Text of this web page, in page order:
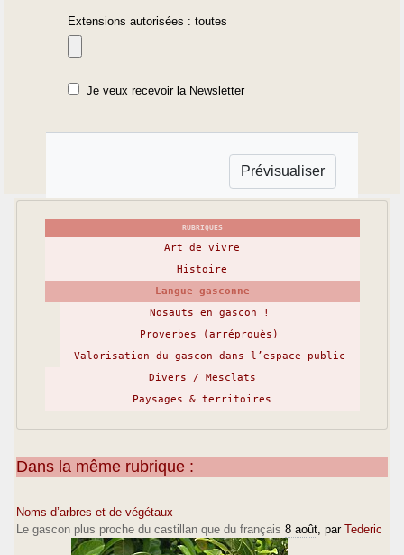
Extensions autorisées : toutes
Je veux recevoir la Newsletter
RUBRIQUES
Art de vivre
Histoire
Langue gasconne
Nosauts en gascon !
Proverbes (arréprouès)
Valorisation du gascon dans l’espace public
Divers / Mesclats
Paysages & territoires
Dans la même rubrique :
Noms d’arbres et de végétaux
Le gascon plus proche du castillan que du français 8 août, par Tederic